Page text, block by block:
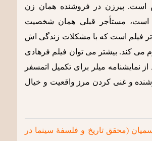
است. پیرزن در فروشنده همان زن
است، مستأجر قبلی همان شخصیت
فیلم است که با مشکلات زندگی اش
می کند. بیشتر می توان فیلم فرهادی
از نمایشنامه میلر برای تکمیل اتمسفر
و غنی کردن مرز واقعیت و خیال
(محقق تاریخ و فلسفۀ سینما در